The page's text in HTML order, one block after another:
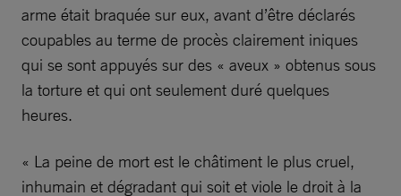
arme était braquée sur eux, avant d’être déclarés
coupables au terme de procès clairement iniques
qui se sont appuyés sur des « aveux » obtenus sous
la torture et qui ont seulement duré quelques
heures.
« La peine de mort est le châtiment le plus cruel,
inhumain et dégradant qui soit et viole le droit à la